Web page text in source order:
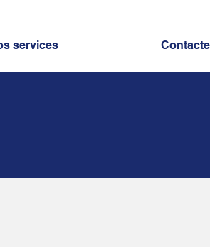
services